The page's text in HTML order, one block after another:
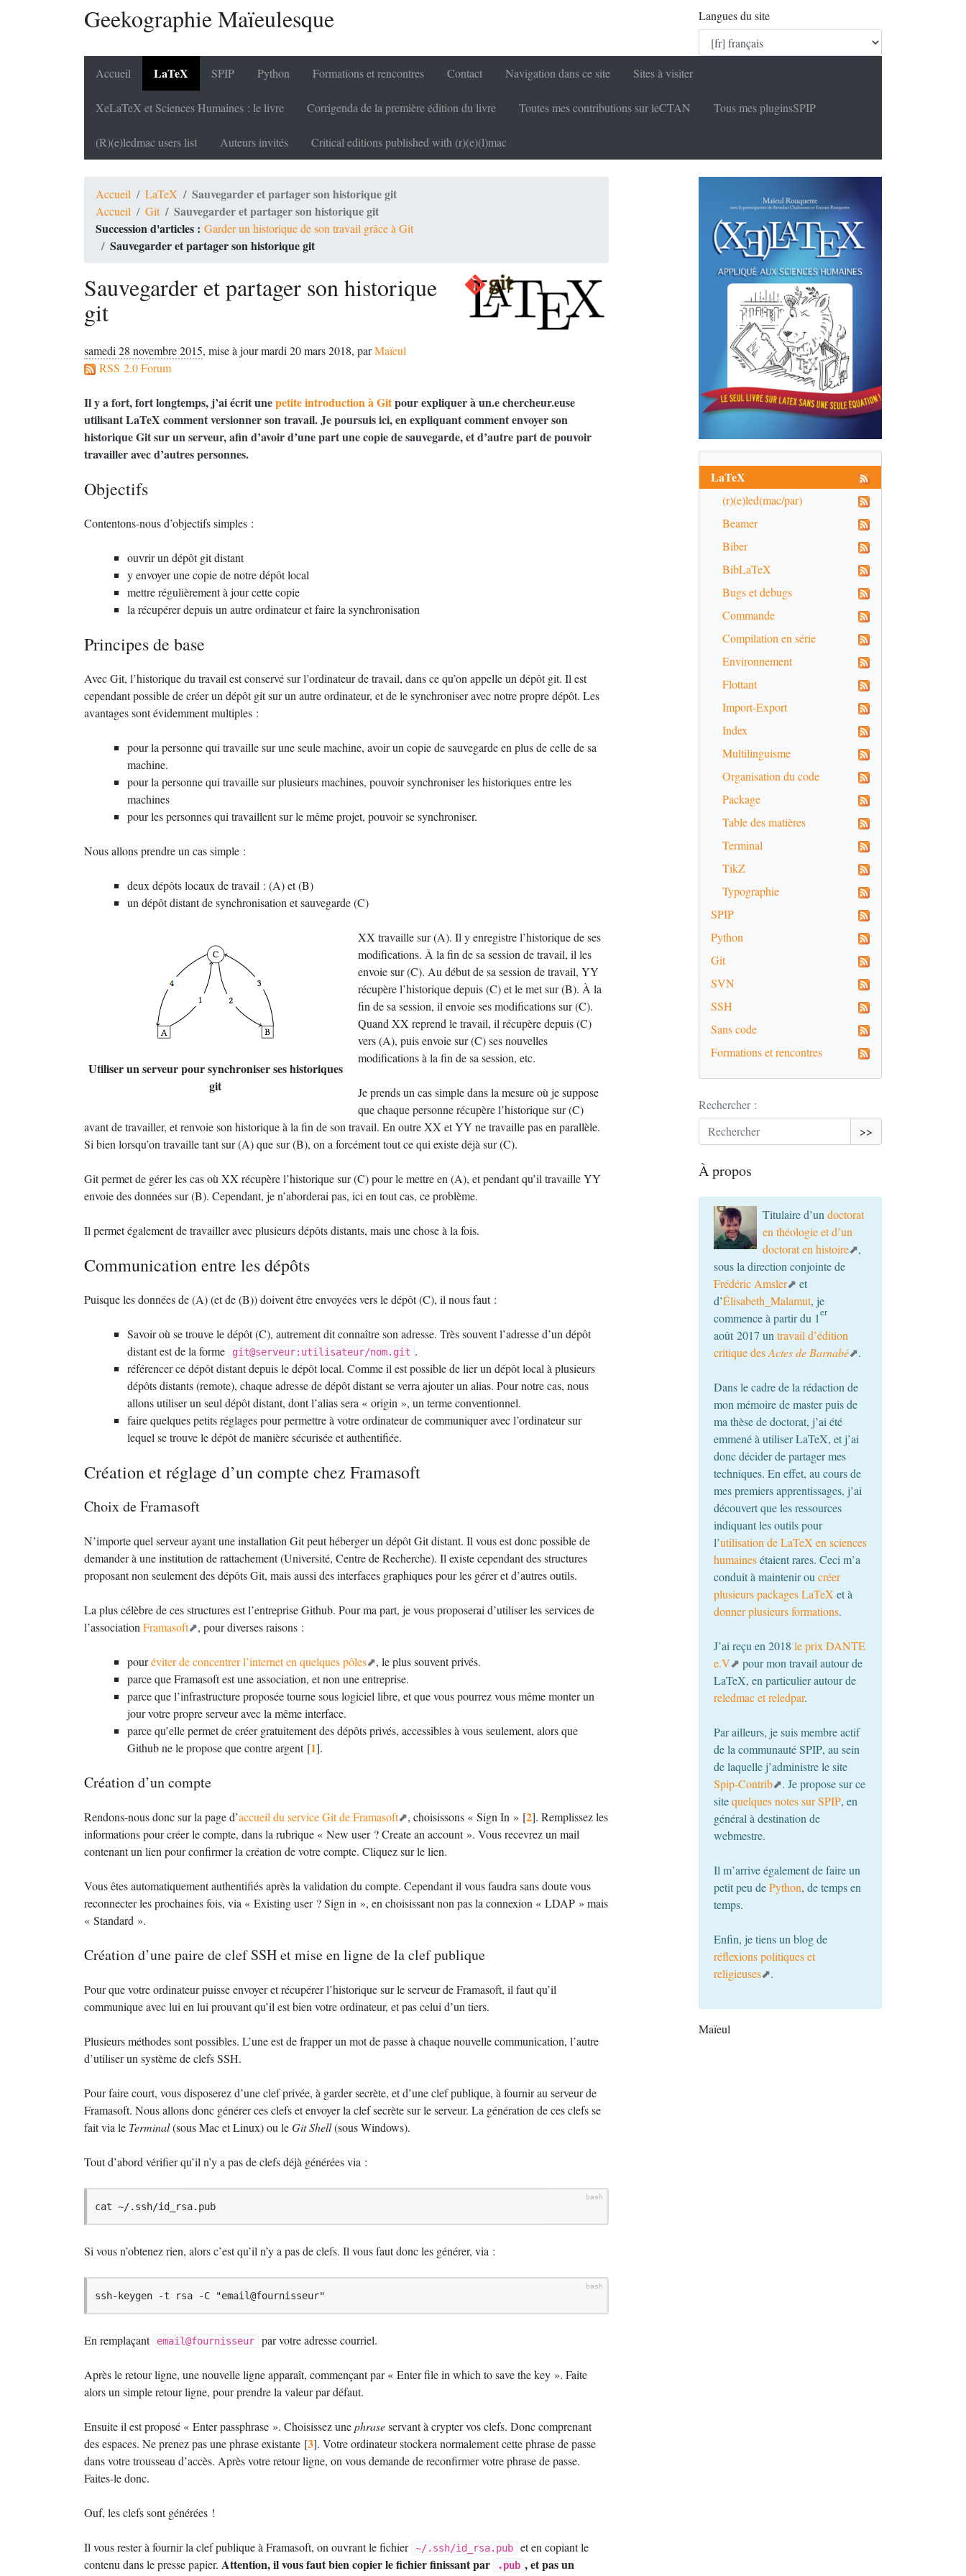
Geekographie Maïeulesque Langues du site
Accueil LaTeX SPIP Python Formations et rencontres Contact Navigation dans ce site Sites à visiter
XeLaTeX et Sciences Humaines : le livre Corrigenda de la première édition du livre Toutes mes contributions sur leCTAN Tous mes pluginsSPIP
(R)(e)ledmac users list Auteurs invités Critical editions published with (r)(e)(l)mac
Accueil LaTeX Sauvegarder et partager son historique git
Accueil Git
Sauvegarder et partager son historique git
Succession d'articles : Garder un historique de son travail grâce à Git
Sauvegarder et partager son historique git
Sauvegarder et partager son historique
git
samedi 28 novembre 2015, mise à jour mardi 20 mars 2018, parMaïeul
RSS 2.0 Forum
Il y a fort, fort longtemps, j’ai écrit unepetite introduction à Gitpour expliquer à un.e chercheur.euse
utilisant LaTeX comment versionner son travail. Je poursuis ici, en expliquant comment envoyer son
historique Git sur un serveur, afin d’avoir d’une part une copie de sauvegarde, et d’autre part de pouvoir
travailler avec d’autres personnes.
Objectifs
Contentons-nous d’objectifs simples :
ouvrir un dépôt git distant
y envoyer une copie de notre dépôt local
mettre régulièrement à jour cette copie
la récupérer depuis un autre ordinateur et faire la synchronisation
Principes de base
Avec Git, l’historique du travail est conservé sur l’ordinateur de travail, dans ce qu’on appelle un dépôt git. Il est
cependant possible de créer un dépôt git sur un autre ordinateur, et de le synchroniser avec notre propre dépôt. Les
avantages sont évidemment multiples :
pour la personne qui travaille sur une seule machine, avoir un copie de sauvegarde en plus de celle de sa
machine.
pour la personne qui travaille sur plusieurs machines, pouvoir synchroniser les historiques entre les
machines
pour les personnes qui travaillent sur le même projet, pouvoir se synchroniser.
Nous allons prendre un cas simple :
deux dépôts locaux de travail : (A) et (B)
un dépôt distant de synchronisation et sauvegarde (C)
Utiliser un serveur pour synchroniser ses historiques
git
XX travaille sur (A). Il y enregistre l’historique de ses
modifications. À la fin de sa session de travail, il les
envoie sur (C). Au début de sa session de travail, YY
récupère l’historique depuis (C) et le met sur (B). À la
fin de sa session, il envoie ses modifications sur (C).
Quand XX reprend le travail, il récupère depuis (C)
vers (A), puis envoie sur (C) ses nouvelles
modifications à la fin de sa session, etc.
Je prends un cas simple dans la mesure où je suppose
que chaque personne récupère l’historique sur (C)
avant de travailler, et renvoie son historique à la fin de son travail. En outreXX etYY ne travaille pas en parallèle.
Si bien lorsqu’on travaille tant sur (A) que sur (B), on a forcément tout ce qui existe déjà sur (C).
Git permet de gérer les cas où XX récupère l’historique sur (C) pour le mettre en (A), et pendant qu’il travailleYY
envoie des données sur (B). Cependant, je n’aborderai pas, ici en tout cas, ce problème.
Il permet également de travailler avec plusieurs dépôts distants, mais une chose à la fois.
Communication entre les dépôts
Puisque les données de (A) (et de (B)) doivent être envoyées vers le dépôt (C), il nous faut :
Savoir où se trouve le dépôt (C), autrement dit connaître son adresse. Très souvent l’adresse d’un dépôt
distant est de la forme
git@serveur:utilisateur/nom.git .
référencer ce dépôt distant depuis le dépôt local. Comme il est possible de lier un dépôt local à plusieurs
dépôts distants (remote), chaque adresse de dépôt distant se verra ajouter un alias. Pour notre cas, nous
allons utiliser un seul dépôt distant, dont l’alias sera « origin », un terme conventionnel.
faire quelques petits réglages pour permettre à votre ordinateur de communiquer avec l’ordinateur sur
lequel se trouve le dépôt de manière sécurisée et authentifiée.
Création et réglage d’un compte chez Framasoft
Choix de Framasoft
N’importe quel serveur ayant une installation Git peut héberger un dépôt Git distant. Il vous est donc possible de
demander à une institution de rattachement (Université, Centre de Recherche). Il existe cependant des structures
proposant non seulement des dépôts Git, mais aussi des interfaces graphiques pour les gérer et d’autres outils.
La plus célèbre de ces structures est l’entreprise Github. Pour ma part, je vous proposerai d’utiliser les services de
l’association Framasoft , pour diverses raisons :
pouréviter de concentrer l’internet en quelques pôles
, le plus souvent privés.
parce que Framasoft est une association, et non une entreprise.
parce que l’infrastructure proposée tourne sous logiciel libre, et que vous pourrez vous même monter un
jour votre propre serveur avec la même interface.
parce qu’elle permet de créer gratuitement des dépôts privés, accessibles à vous seulement, alors que
Github ne le propose que contre argent[1].
Création d’un compte
Rendons-nous donc sur la page d’accueil du service Git de Framasoft , choisissons « Sign In » [2]. Remplissez les
informations pour créer le compte, dans la rubrique « New user ? Create an account ». Vous recevrez un mail
contenant un lien pour confirmer la création de votre compte. Cliquez sur le lien.
Vous êtes automatiquement authentifiés après la validation du compte. Cependant il vous faudra sans doute vous
reconnecter les prochaines fois, via « Existing user ? Sign in », en choisissant non pas la connexion « LDAP » mais
« Standard ».
Création d’une paire de clefSSHet mise en ligne de la clef publique
Pour que votre ordinateur puisse envoyer et récupérer l’historique sur le serveur de Framasoft, il faut qu’il
communique avec lui en lui prouvant qu’il est bien votre ordinateur, et pas celui d’un tiers.
Plusieurs méthodes sont possibles. L’une est de frapper un mot de passe à chaque nouvelle communication, l’autre
d’utiliser un système de clefsSSH.
Pour faire court, vous disposerez d’une clef privée, à garder secrète, et d’une clef publique, à fournir au serveur de
Framasoft. Nous allons donc générer ces clefs et envoyer la clef secrète sur le serveur. La génération de ces clefs se
fait via le Terminal(sous Mac et Linux) ou leGit Shell(sous Windows).
Tout d’abord vérifier qu’il n’y a pas de clefs déjà générées via :
cat ~/.ssh/id_rsa.pub
Si vous n’obtenez rien, alors c’est qu’il n’y a pas de clefs. Il vous faut donc les générer, via :
ssh-keygen -t rsa -C "email@fournisseur"
En remplaçant email@fournisseur par votre adresse courriel.
Après le retour ligne, une nouvelle ligne apparaît, commençant par « Enter file in which to save the key ». Faite
alors un simple retour ligne, pour prendre la valeur par défaut.
Ensuite il est proposé « Enter passphrase ». Choisissez unephraseservant à crypter vos clefs. Donc comprenant
des espaces. Ne prenez pas une phrase existante [3]. Votre ordinateur stockera normalement cette phrase de passe
dans votre trousseau d’accès. Après votre retour ligne, on vous demande de reconfirmer votre phrase de passe.
Faites-le donc.
Ouf, les clefs sont générées !
Il vous rester à fournir la clef publique à Framasoft, on ouvrant le fichier ~/.ssh/id_rsa.pub
et en copiant le
contenu dans le presse papier. Attention, il vous faut bien copier le fichier finissant par .pub , et pas un
LaTeX
(r)(e)led(mac/par)
Beamer
Biber
BibLaTeX
Bugs et debugs
Commande
Compilation en série
Environnement
Flottant
Import-Export
Index
Multilinguisme
Organisation du code
Package
Table des matières
Terminal
TikZ
Typographie
SPIP
Python
Git
SVN
SSH
Sans code
Formations et rencontres
Rechercher :
>>
À propos
Titulaire d’un doctorat
en théologie et d’un
doctorat en histoire
,
sous la direction conjointe de
Frédéric Amsler
et
d’Élisabeth_Malamut, je
commence à partir du 1er
août 2017 un travail d’édition
critique desActes de Barnabé .
Dans le cadre de la rédaction de
mon mémoire de master puis de
ma thèse de doctorat, j’ai été
emmené à utiliser LaTeX, et j’ai
donc décider de partager mes
techniques. En effet, au cours de
mes premiers apprentissages, j’ai
découvert que les ressources
indiquant les outils pour
l’utilisation de LaTeX en sciences
humainesétaient rares. Ceci m’a
conduit à maintenir ou créer
plusieurs packages LaTeX et à
donner plusieurs formations.
J’ai reçu en 2018 le prix DANTE
e.V
pour mon travail autour de
LaTeX, en particulier autour de
reledmac et reledpar.
Par ailleurs, je suis membre actif
de la communautéSPIP, au sein
de laquelle j’administre le site
Spip-Contrib
. Je propose sur ce
sitequelques notes surSPIP, en
général à destination de
webmestre.
Il m’arrive également de faire un
petit peu dePython, de temps en
temps.
Enfin, je tiens un blog de
réflexions politiques et
religieuses
.
Maïeul